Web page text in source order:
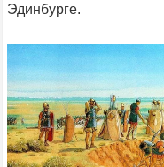
Эдинбурге.